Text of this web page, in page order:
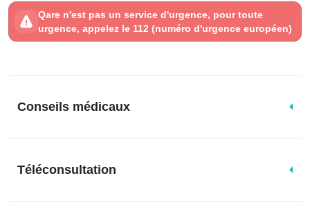
Qare n'est pas un service d'urgence, pour toute
urgence, appelez le 112 (numéro d'urgence européen)
Conseils médicaux
Téléconsultation